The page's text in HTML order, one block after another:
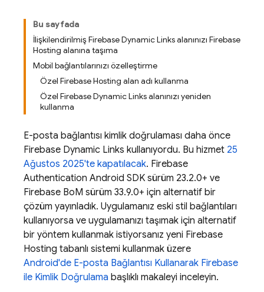
Bu sayfada
İlişkilendirilmiş Firebase Dynamic Links alanınızı Firebase
Hosting alanına taşıma
Mobil bağlantılarınızı özelleştirme
Özel Firebase Hosting alan adı kullanma
Özel Firebase Dynamic Links alanınızı yeniden
kullanma
E-posta bağlantısı kimlik doğrulaması daha önce
Firebase Dynamic Links kullanıyordu. Bu hizmet 25
Ağustos 2025'te kapatılacak. Firebase
Authentication Android SDK sürüm 23.2.0+ ve
Firebase BoM sürüm 33.9.0+ için alternatif bir
çözüm yayınladık. Uygulamanız eski stil bağlantıları
kullanıyorsa ve uygulamanızı taşımak için alternatif
bir yöntem kullanmak istiyorsanız yeni Firebase
Hosting tabanlı sistemi kullanmak üzere
Android'de E-posta Bağlantısı Kullanarak Firebase
ile Kimlik Doğrulama başlıklı makaleyi inceleyin.